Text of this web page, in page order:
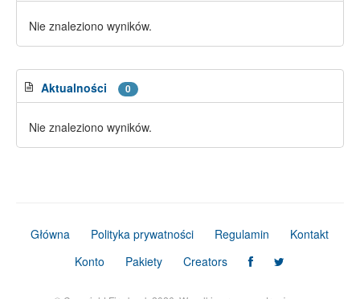
Nie znaleziono wyników.
Aktualności 0
Nie znaleziono wyników.
Główna Polityka prywatności Regulamin
Kontakt
Konto
Pakiety Creators